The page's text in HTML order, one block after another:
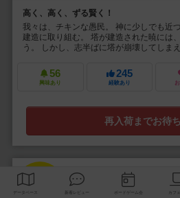
高く、高く、ずる賢く！
我々は、チキンな愚民。 神に少しでも近
建造に取り組む。 塔が建造された暁には
う。 しかし、志半ばに塔が崩壊してしま
56
興味あり
245
経験あり
再入荷までお待
No.